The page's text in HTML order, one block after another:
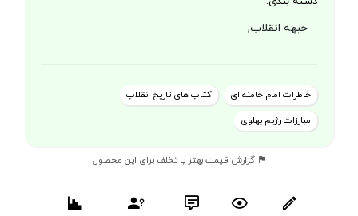
جبهه انقلاب,
خاطرات امام خامنه ای
کتاب های تاریخ انقلاب
مبارزات رژیم پهلوی
گزارش قیمت بهتر یا تخلف برای این محصول